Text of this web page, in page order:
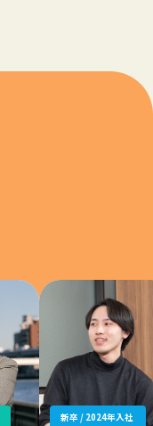
新卒 / 2024年入社